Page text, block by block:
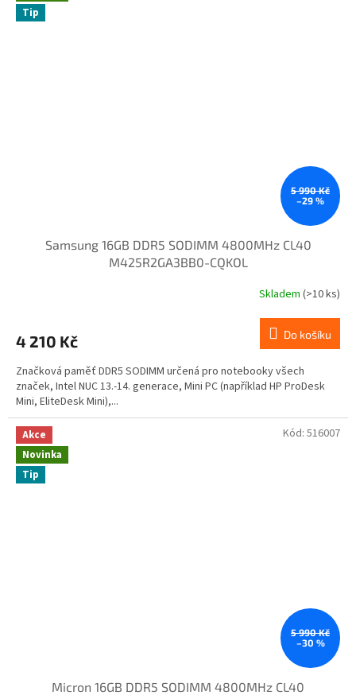
Tip
5 990 Kč
–29 %
Samsung 16GB DDR5 SODIMM 4800MHz CL40
M425R2GA3BB0-CQKOL
Skladem (>10 ks)
4 210 Kč Do košíku
Značková paměť DDR5 SODIMM určená pro notebooky všech
značek, Intel NUC 13.-14. generace, Mini PC (například HP ProDesk
Mini, EliteDesk Mini),...
Akce
Novinka
Tip
5 990 Kč
–30 %
Micron 16GB DDR5 SODIMM 4800MHz CL40
Kód: 516007